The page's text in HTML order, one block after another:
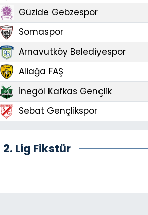
Güzide Gebzespor
Somaspor
Arnavutköy Belediyespor
Aliağa FAŞ
İnegöl Kafkas Gençlik
Sebat Gençlikspor
2. Lig Fikstür